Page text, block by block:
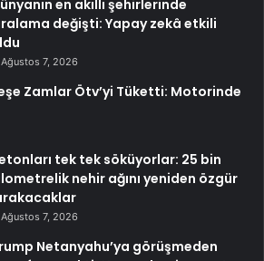
en akıllı şehirlerinde
değişti: Yapay zekâ etkili
Ağustos 7, 2026
Zamlar Ötv’yi Tüketti: Motorinde
tek tek söküyorlar: 25 bin
nehir ağını yeniden özgür
Ağustos 7, 2026
Netanyahu’ya görüşmeden